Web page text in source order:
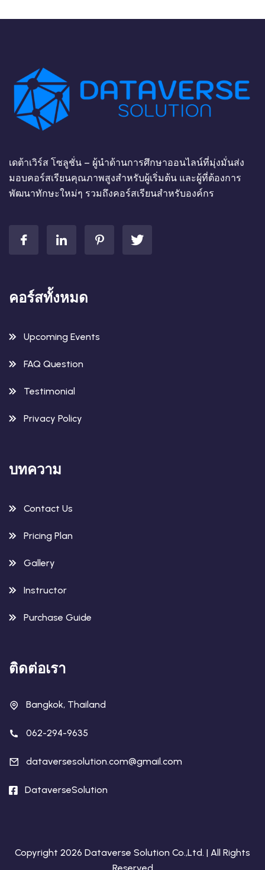
เดต้าเวิร์ส โซลูชั่น – ผู้นำด้านการศึกษาออนไลน์ที่มุ่งมั่นส่ง
มอบคอร์สเรียนคุณภาพสูงสำหรับผู้เริ่มต้น และผู้ที่ต้องการ
พัฒนาทักษะใหม่ๆ รวมถึงคอร์สเรียนสำหรับองค์กร
คอร์สทั้งหมด
Upcoming Events
FAQ Question
Testimonial
Privacy Policy
บทความ
Contact Us
Pricing Plan
Gallery
Instructor
Purchase Guide
ติดต่อเรา
Bangkok, Thailand
062-294-9635
dataversesolution.com@gmail.com
DataverseSolution
Copyright 2026 Dataverse Solution Co.,Ltd. | All Rights
Reserved